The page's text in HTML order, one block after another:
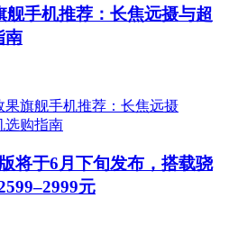
舰手机推荐：长焦远摄与超
南
将于6月下旬发布，搭载骁
元